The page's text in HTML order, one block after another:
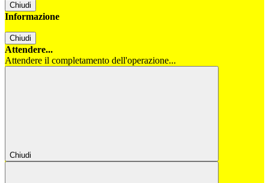
Chiudi
Informazione
Chiudi
Attendere...
Attendere il completamento dell'operazione...
Chiudi